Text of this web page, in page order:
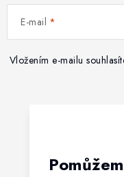
E-mail
Vložením e-mailu